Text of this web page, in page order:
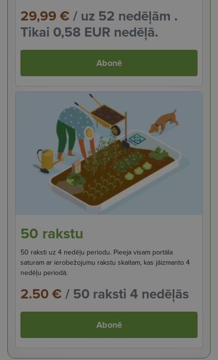
29,99 € / uz 52 nedēļām .
Tikai 0,58 EUR nedēļā.
Abonē
50 rakstu
50 raksti uz 4 nedēļu periodu. Pieeja visam portāla
saturam ar ierobežojumu rakstu skaitam, kas jāizmanto 4
nedēļu periodā.
2.50 € / 50 raksti 4 nedēļās
Abonē